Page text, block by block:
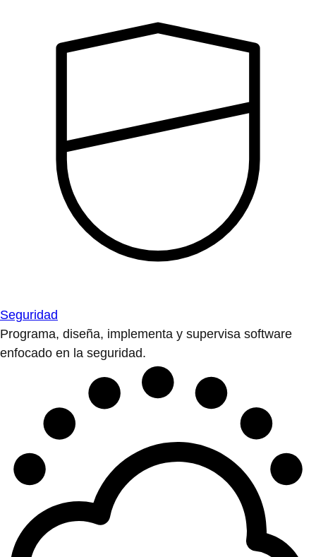
Seguridad
Programa, diseña, implementa y supervisa software
enfocado en la seguridad.